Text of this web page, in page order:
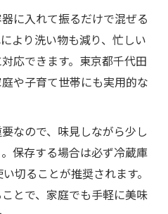
に入れて振るだけで混ぜる
より洗い物も減り、忙しい
応できます。東京都千代田
や子育て世帯にも実用的な
なので、味見しながら少し
保存する場合は必ず冷蔵庫
切ることが推奨されます。
とで、家庭でも手軽に美味